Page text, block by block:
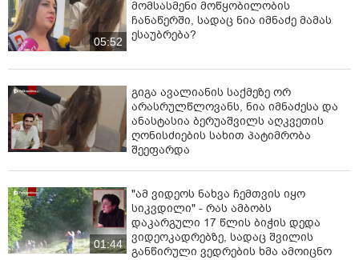
05:52
მომსასმენი მოწყობილობის
ჩანაწერში, სადაც ნია იმნაძე მამას
ესაუბრება?
გიგა ავალიანის საქმეზე ორ
არასრულწლოვანს, ნია იმნაძესა და
ანასტასია ბერუაშვილს აღკვეთის
ღონისძიების სახით პატიმრობა
შეეფარდა
01:44
"ამ ვიდეოს ნახვა ჩემთვის იყო
სიკვდილი" - რას ამბობს
დაკარგული 17 წლის ბიჭის დედა
ვიდეოკადრებზე, სადაც შვილის
განწირული ვედრების ხმა ამოიცნო